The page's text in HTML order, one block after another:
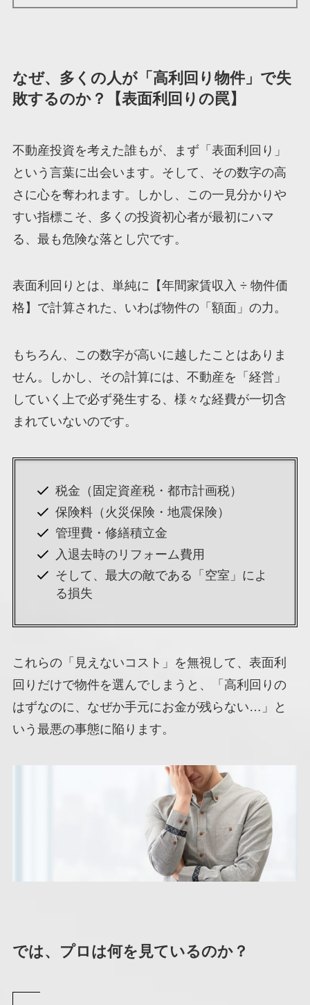
なぜ、多くの人が「高利回り物件」で失
敗するのか？【表面利回りの罠】
不動産投資を考えた誰もが、まず「表面利回り」
という言葉に出会います。そして、その数字の高
さに心を奪われます。しかし、この一見分かりや
すい指標こそ、多くの投資初心者が最初にハマ
る、最も危険な落とし穴です。
表面利回りとは、単純に【年間家賃収入 ÷ 物件価
格】で計算された、いわば物件の「額面」の力。
もちろん、この数字が高いに越したことはありま
せん。しかし、その計算には、不動産を「経営」
していく上で必ず発生する、様々な経費が一切含
まれていないのです。
税金（固定資産税・都市計画税）
保険料（火災保険・地震保険）
管理費・修繕積立金
入退去時のリフォーム費用
そして、最大の敵である「空室」によ
る損失
これらの「見えないコスト」を無視して、表面利
回りだけで物件を選んでしまうと、「高利回りの
はずなのに、なぜか手元にお金が残らない…」と
いう最悪の事態に陥ります。
では、プロは何を見ているのか？